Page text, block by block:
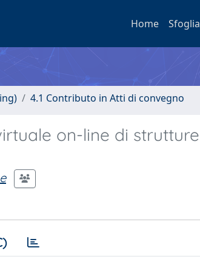
Home Sfoglia
4.1 Contributo in Atti di convegno
on-line di strutture